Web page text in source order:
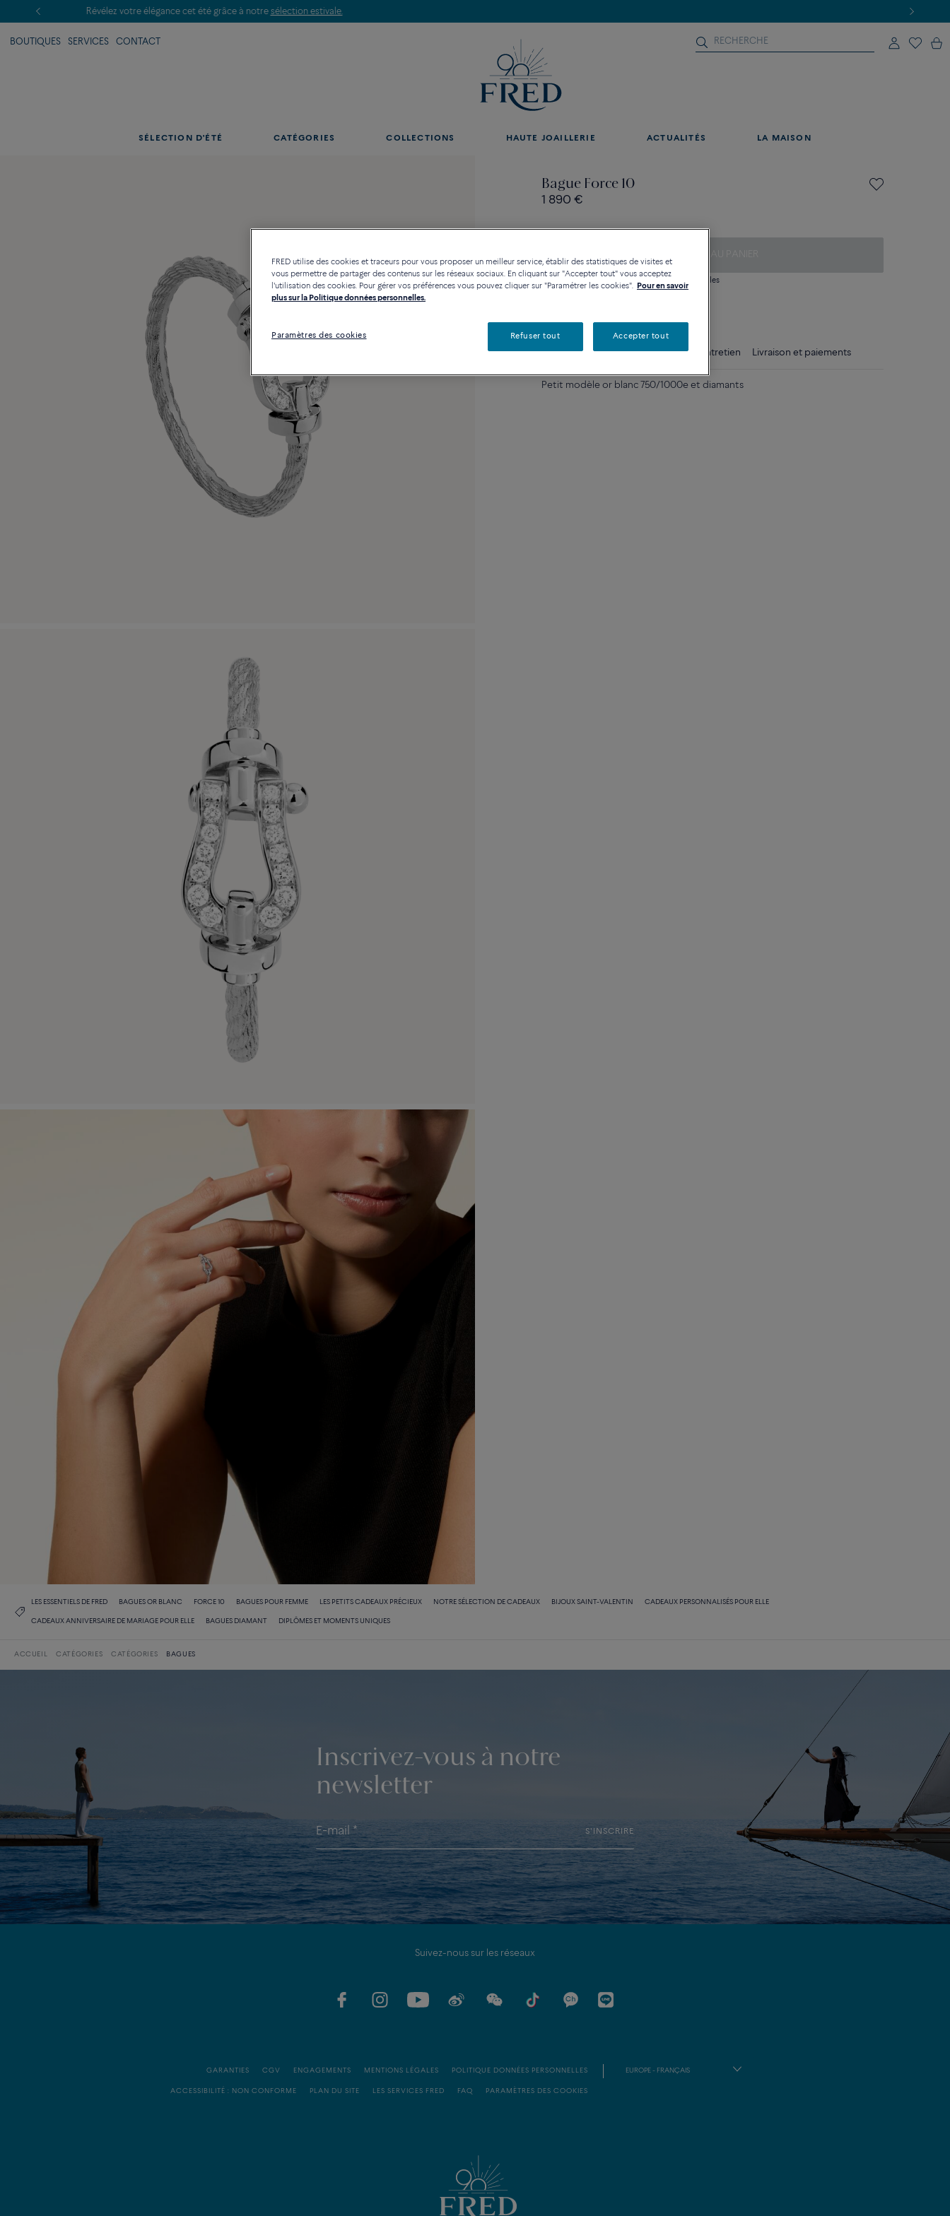
BOUTIQUES SERVICES CONTACT
SÉLECTION D'ÉTÉ CATÉGORIES COLLECTIONS HAUTE JOAILLERIE ACTUALITÉS LA MAISON
Bague Force 10
1 890 €
Contactez-nous pour toute question sur les tailles
Description Détails Conseils d'entretien Livraison et paiements
Petit modèle or blanc 750/1000e et diamants
LES ESSENTIELS DE FRED BAGUES OR BLANC FORCE 10 BAGUES POUR FEMME LES PETITS CADEAUX PRÉCIEUX NOTRE SÉLECTION DE CADEAUX BIJOUX SAINT-VALENTIN CADEAUX PERSONNALISÉS POUR ELLE
CADEAUX ANNIVERSAIRE DE MARIAGE POUR ELLE BAGUES DIAMANT DIPLÔMES ET MOMENTS UNIQUES
ACCUEIL CATÉGORIES CATÉGORIES BAGUES
Inscrivez-vous à notre
newsletter
S'INSCRIRE
Suivez-nous sur les réseaux
GARANTIES CGV ENGAGEMENTS MENTIONS LÉGALES POLITIQUE DONNÉES PERSONNELLES
ACCESSIBILITÉ : NON CONFORME PLAN DU SITE LES SERVICES FRED FAQ PARAMÈTRES DES COOKIES
EUROPE - FRANÇAIS
FRED utilise des cookies et traceurs pour vous proposer un meilleur service, établir des statistiques de visites et
vous permettre de partager des contenus sur les réseaux sociaux. En cliquant sur "Accepter tout" vous acceptez
l'utilisation des cookies. Pour gérer vos préférences vous pouvez cliquer sur "Paramétrer les cookies". Pour en savoir
plus sur la Politique données personnelles.
Paramètres des cookies Refuser tout Accepter tout